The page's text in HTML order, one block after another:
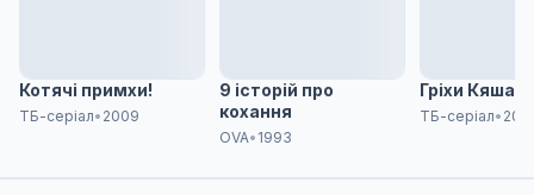
Котячі примхи!
ТБ-серіал• 2009
9 історій про
кохання
OVA• 1993
Гріхи
ТБ-серіал•